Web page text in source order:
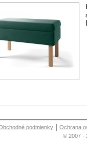
podmienky | Ochrana
© 2007 -